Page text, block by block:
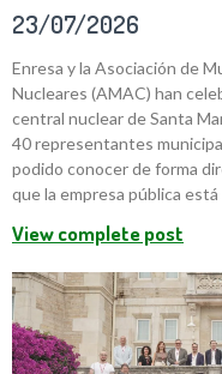
23/07/2026
Enresa y la Asociación de
Nucleares (AMAC) han
central nuclear de Santa
40 representantes
podido conocer de forma
que la empresa pública
View complete post